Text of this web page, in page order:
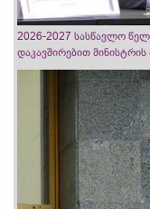
2026-2027 სასწავლო
დაკავშირებით